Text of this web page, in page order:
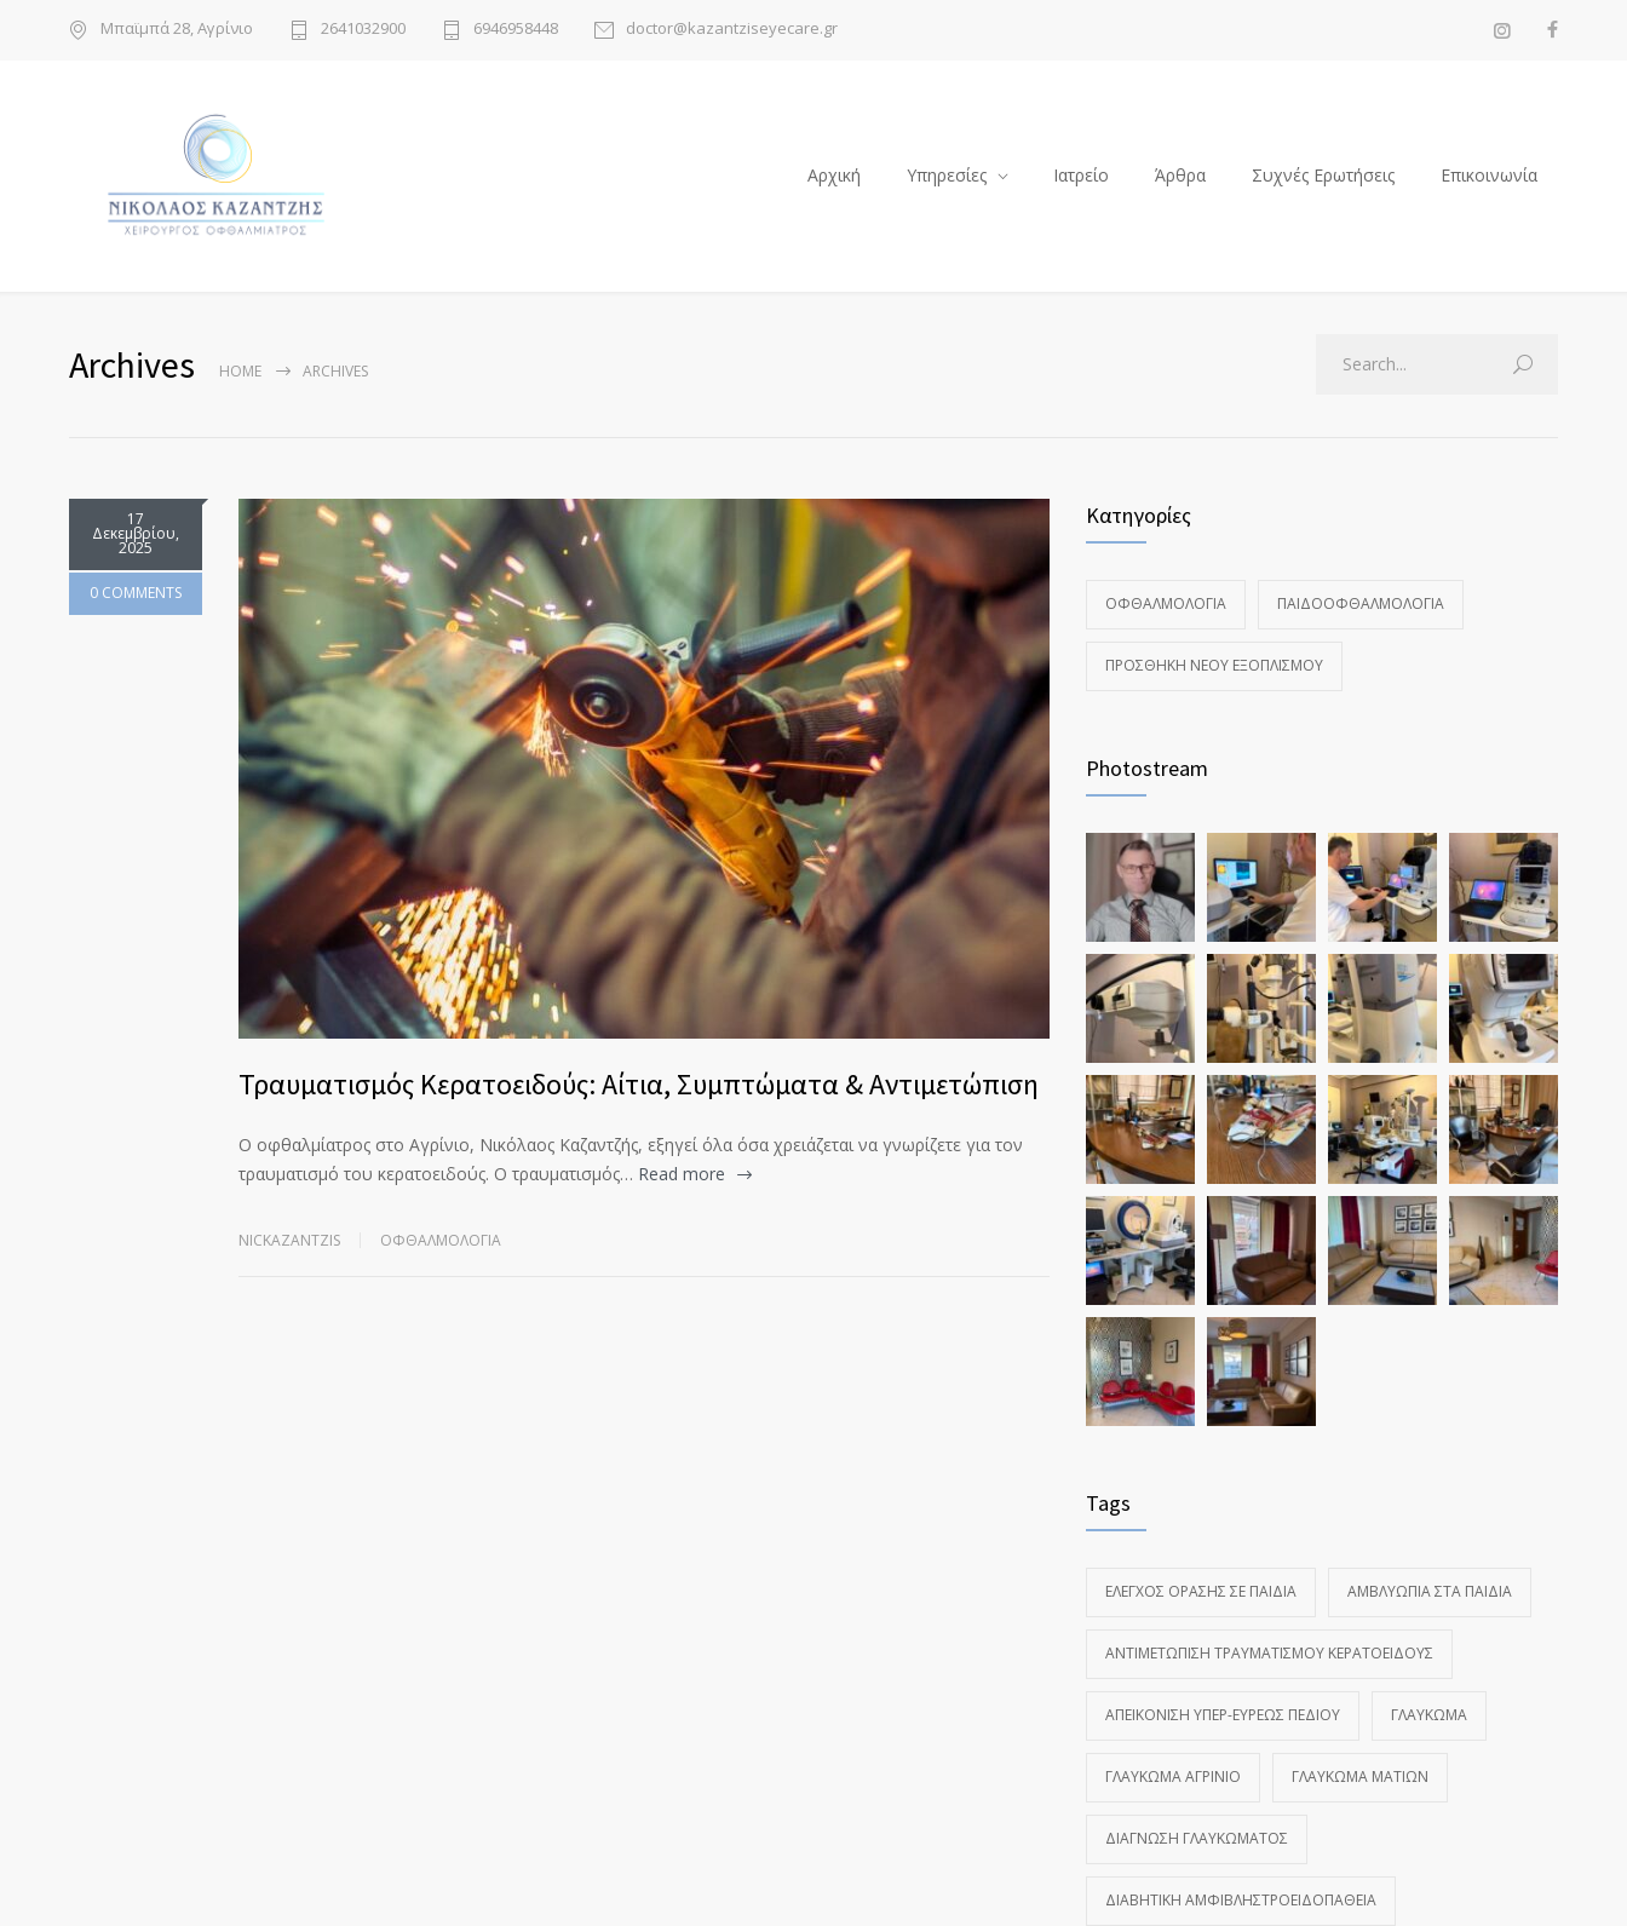
Μπαϊμπά 28, Αγρίνιο 2641032900 6946958448 doctor@kazantziseyecare.gr
Αρχική Υπηρεσίες Ιατρείο Άρθρα Συχνές Ερωτήσεις Επικοινωνία
Archives HOME ARCHIVES
17
Δεκεμβρίου,
2025
0 COMMENTS
Τραυματισμός Κερατοειδούς: Αίτια, Συμπτώματα & Αντιμετώπιση
Ο οφθαλμίατρος στο Αγρίνιο, Νικόλαος Καζαντζής, εξηγεί όλα όσα χρειάζεται να γνωρίζετε για τον
τραυματισμό του κερατοειδούς. Ο τραυματισμός… Read more
NICKAZANTZIS ΟΦΘΑΛΜΟΛΟΓΊΑ
Κατηγορίες
ΟΦΘΑΛΜΟΛΟΓΊΑ ΠΑΙΔΟΟΦΘΑΛΜΟΛΟΓΊΑ
ΠΡΟΣΘΉΚΗ ΝΈΟΥ ΕΞΟΠΛΙΣΜΟΎ
Photostream
Tags
ΈΛΕΓΧΟΣ ΌΡΑΣΗΣ ΣΕ ΠΑΙΔΙΆ ΑΜΒΛΥΩΠΊΑ ΣΤΑ ΠΑΙΔΙΆ
ΑΝΤΙΜΕΤΏΠΙΣΗ ΤΡΑΥΜΑΤΙΣΜΟΎ ΚΕΡΑΤΟΕΙΔΟΎΣ
ΑΠΕΙΚΌΝΙΣΗ ΥΠΕΡ-ΕΥΡΈΩΣ ΠΕΔΊΟΥ ΓΛΑΎΚΩΜΑ
ΓΛΑΎΚΩΜΑ ΑΓΡΊΝΙΟ ΓΛΑΎΚΩΜΑ ΜΑΤΙΏΝ
ΔΙΆΓΝΩΣΗ ΓΛΑΥΚΏΜΑΤΟΣ
ΔΙΑΒΗΤΙΚΉ ΑΜΦΙΒΛΗΣΤΡΟΕΙΔΟΠΆΘΕΙΑ